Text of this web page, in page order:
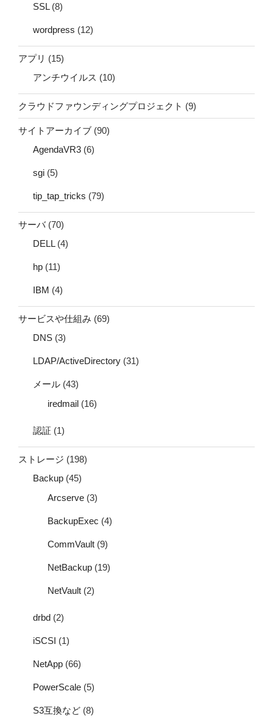
SSL(8)
wordpress (12)
アプリ (15)
アンチウイルス (10)
クラウドファウンディングプロジェクト (9)
サイトアーカイブ (90)
AgendaVR3 (6)
sgi (5)
tip_tap_tricks (79)
サーバ(70)
DELL(4)
hp (11)
IBM (4)
サービスや仕組み (69)
DNS (3)
LDAP/ActiveDirectory (31)
メール (43)
iredmail (16)
認証 (1)
ストレージ (198)
Backup (45)
Arcserve (3)
BackupExec (4)
CommVault (9)
NetBackup (19)
NetVault (2)
drbd (2)
iSCSI (1)
NetApp (66)
PowerScale (5)
S3互換など (8)